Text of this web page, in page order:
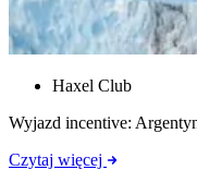
Haxel Club
Wyjazd incentive:
Czytaj więcej